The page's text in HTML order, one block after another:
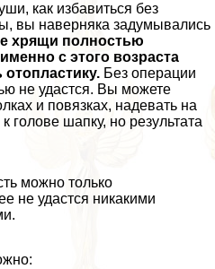
как избавиться без
вы наверняка задумывались
хрящи полностью
с этого возраста
Без операции
не удастся. Вы можете
и повязках, надевать на
голове шапку, но результата
можно только
не удастся никакими